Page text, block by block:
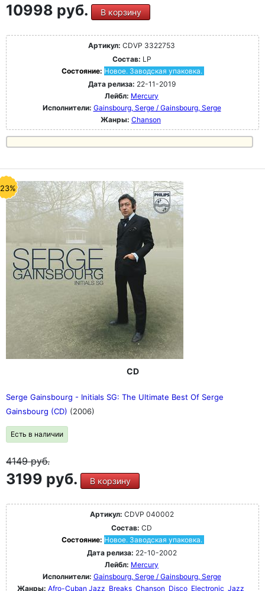
10998 руб. В корзину
Артикул: CDVP 3322753
Состав: LP
Состояние: Новое. Заводская упаковка.
Дата релиза: 22-11-2019
Лейбл: Mercury
Исполнители: Gainsbourg, Serge / Gainsbourg, Serge
Жанры: Chanson
CD
Serge Gainsbourg - Initials SG: The Ultimate Best Of Serge
Gainsbourg (CD) (2006)
Есть в наличии
4149руб.
3199 руб. В корзину
Артикул: CDVP 040002
Состав: CD
Состояние: Новое. Заводская упаковка.
Дата релиза: 22-10-2002
Лейбл: Mercury
Исполнители: Gainsbourg, Serge / Gainsbourg, Serge
Жанры: Afro-Cuban Jazz Breaks Chanson Disco Electronic Jazz